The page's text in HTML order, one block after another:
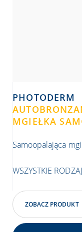
PHOTODERM
MGIEŁKA
Samoopalająca
WSZYSTKIE
ZOBACZ PRODUKT